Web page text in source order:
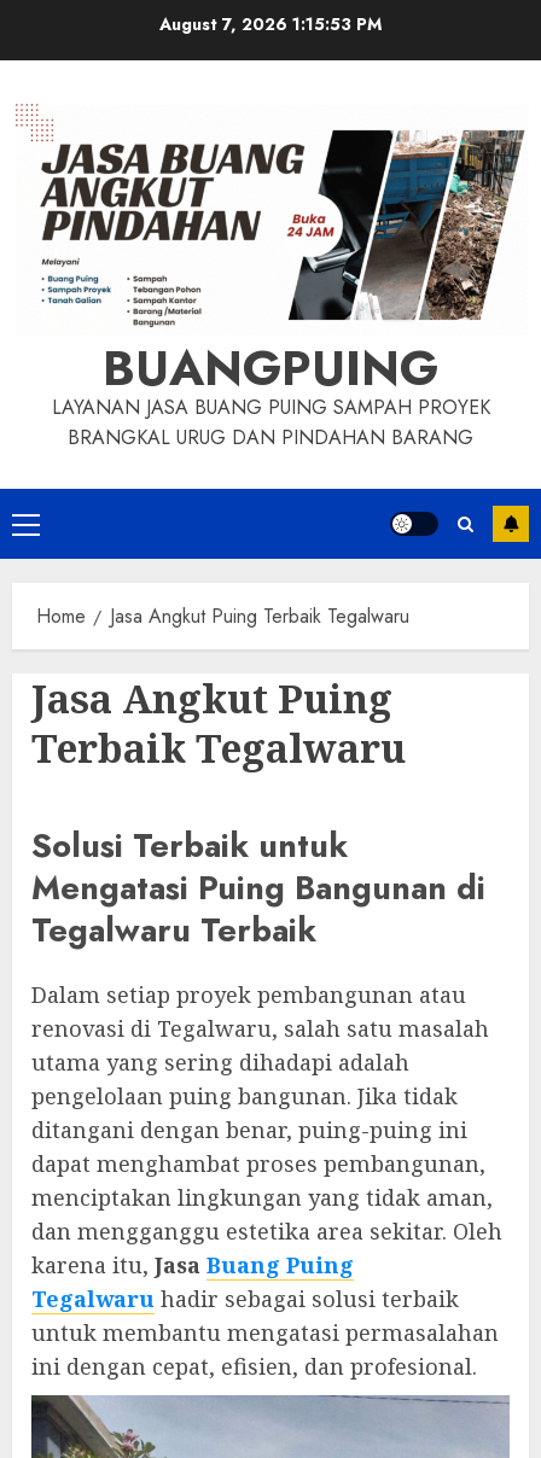
August 7, 2026 1:15:54 PM
BUANGPUING
LAYANAN JASA BUANG PUING SAMPAH PROYEK
BRANGKAL URUG DAN PINDAHAN BARANG
Primary
Menu
Home Jasa Angkut Puing Terbaik Tegalwaru
Jasa Angkut Puing
Terbaik Tegalwaru
Solusi Terbaik untuk
Mengatasi Puing Bangunan di
Tegalwaru Terbaik
Dalam setiap proyek pembangunan atau
renovasi di Tegalwaru, salah satu masalah
utama yang sering dihadapi adalah
pengelolaan puing bangunan. Jika tidak
ditangani dengan benar, puing-puing ini
dapat menghambat proses pembangunan,
menciptakan lingkungan yang tidak aman,
dan mengganggu estetika area sekitar. Oleh
karena itu, Jasa Buang Puing
Tegalwaru hadir sebagai solusi terbaik
untuk membantu mengatasi permasalahan
ini dengan cepat, efisien, dan profesional.